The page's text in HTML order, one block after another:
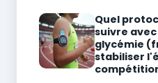
Quel
suivre
glycémie
stabiliser